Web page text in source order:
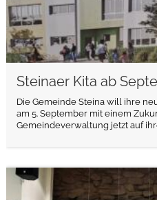
Steinaer Kita ab
Die Gemeinde Steina will ihre
am 5. September mit einem
Gemeindeverwaltung jetzt auf